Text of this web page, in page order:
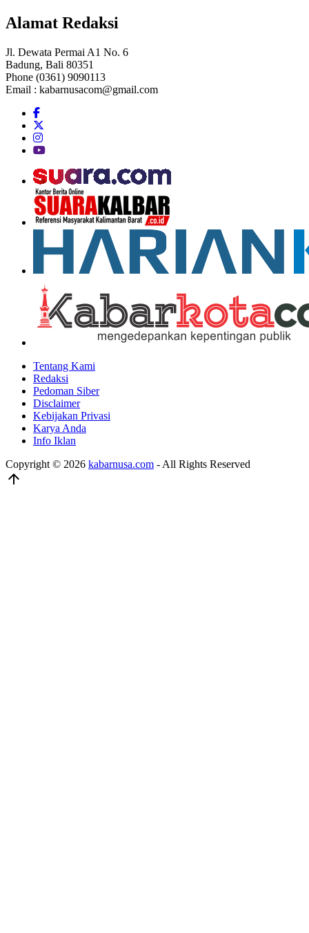
Alamat Redaksi
Jl. Dewata Permai A1 No. 6
Badung, Bali 80351
Phone (0361) 9090113
Email : kabarnusacom@gmail.com
Tentang Kami
Redaksi
Pedoman Siber
Disclaimer
Kebijakan Privasi
Karya Anda
Info Iklan
Copyright © 2026 kabarnusa.com - All Rights Reserved
arrow_upward